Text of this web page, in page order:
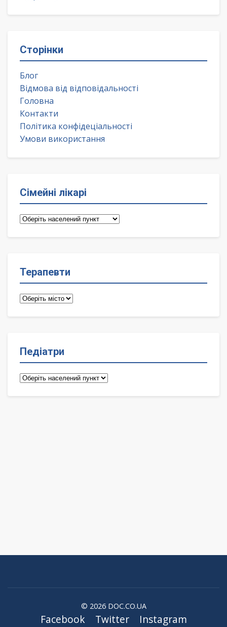
Сторінки
Блог
Відмова від відповідальності
Головна
Контакти
Політика конфідеціальності
Умови використання
Сімейні лікарі
Сімейні
Терапевти
Терапевти
Педіатри
Педіатри
© 2026 DOC.CO.UA
Facebook Twitter Instagram